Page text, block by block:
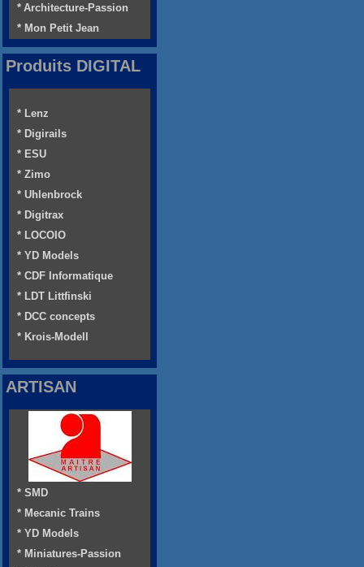
* Architecture-Passion
* Mon Petit Jean
Produits DIGITAL
* Lenz
* Digirails
* ESU
* Zimo
* Uhlenbrock
* Digitrax
* LOCOIO
* YD Models
* CDF Informatique
* LDT Littfinski
* DCC concepts
* Krois-Modell
ARTISAN
* SMD
* Mecanic Trains
* YD Models
* Miniatures-Passion